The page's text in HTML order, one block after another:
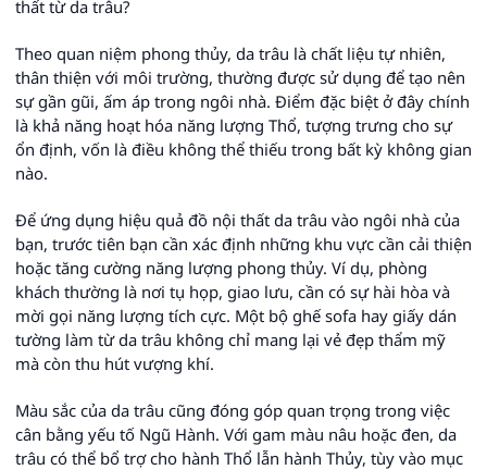
thất từ da trâu?
Theo quan niệm phong thủy, da trâu là chất liệu tự nhiên,
thân thiện với môi trường, thường được sử dụng để tạo nên
sự gần gũi, ấm áp trong ngôi nhà. Điểm đặc biệt ở đây chính
là khả năng hoạt hóa năng lượng Thổ, tượng trưng cho sự
ổn định, vốn là điều không thể thiếu trong bất kỳ không gian
nào.
Để ứng dụng hiệu quả đồ nội thất da trâu vào ngôi nhà của
bạn, trước tiên bạn cần xác định những khu vực cần cải thiện
hoặc tăng cường năng lượng phong thủy. Ví dụ, phòng
khách thường là nơi tụ họp, giao lưu, cần có sự hài hòa và
mời gọi năng lượng tích cực. Một bộ ghế sofa hay giấy dán
tường làm từ da trâu không chỉ mang lại vẻ đẹp thẩm mỹ
mà còn thu hút vượng khí.
Màu sắc của da trâu cũng đóng góp quan trọng trong việc
cân bằng yếu tố Ngũ Hành. Với gam màu nâu hoặc đen, da
trâu có thể bổ trợ cho hành Thổ lẫn hành Thủy, tùy vào mục